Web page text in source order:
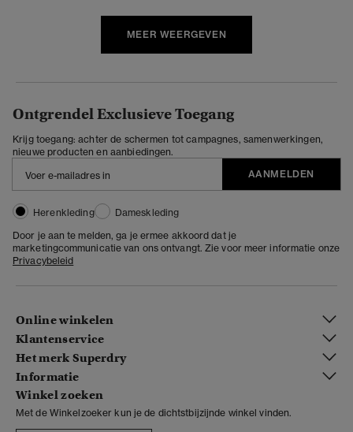
MEER WEERGEVEN
Ontgrendel Exclusieve Toegang
Krijg toegang: achter de schermen tot campagnes, samenwerkingen,
nieuwe producten en aanbiedingen.
AANMELDEN
Herenkleding
Dameskleding
Door je aan te melden, ga je ermee akkoord dat je
marketingcommunicatie van ons ontvangt. Zie voor meer informatie onze
Privacybeleid
Online winkelen
Klantenservice
Het merk Superdry
Informatie
Winkel zoeken
Met de Winkelzoeker kun je de dichtstbijzijnde winkel vinden.